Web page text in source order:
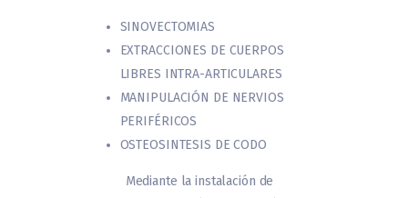
SINOVECTOMIAS
EXTRACCIONES DE CUERPOS
LIBRES INTRA-ARTICULARES
MANIPULACIÓN DE NERVIOS
PERIFÉRICOS
OSTEOSINTESIS DE CODO
Mediante la instalación de